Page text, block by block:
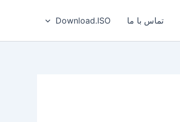
تماس با ما Download.ISO